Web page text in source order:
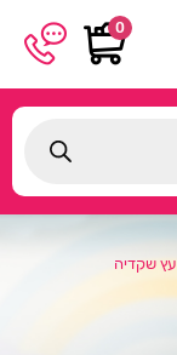
0
עץ שקדיה